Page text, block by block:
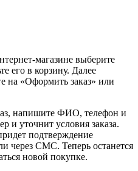
магазине выберите
его в корзину. Далее
на «Оформить заказ» или
напишите ФИО, телефон и
и уточнит условия заказа.
подтверждение
через СМС. Теперь останется
новой покупке.